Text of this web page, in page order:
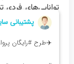
توانایی‌های
بین جلسات
می‌شود.